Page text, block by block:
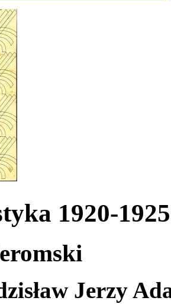
1920-1925
Jerzy